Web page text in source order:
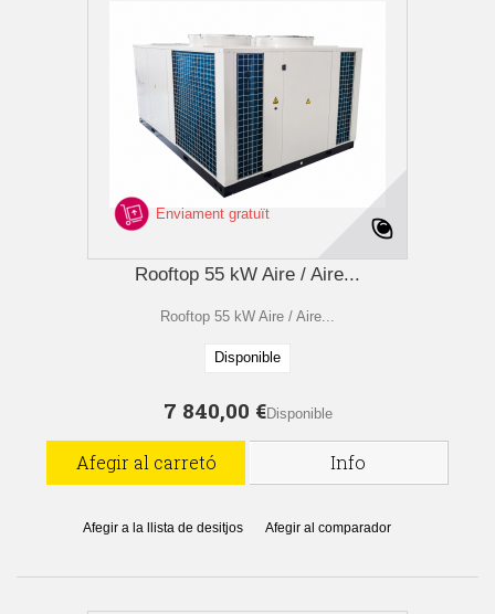
Enviament gratuït
Rooftop 55 kW Aire / Aire...
Rooftop 55 kW Aire / Aire...
Disponible
7 840,00 €Disponible
Afegir al carretó Info
Afegir a la llista de desitjos Afegir al comparador